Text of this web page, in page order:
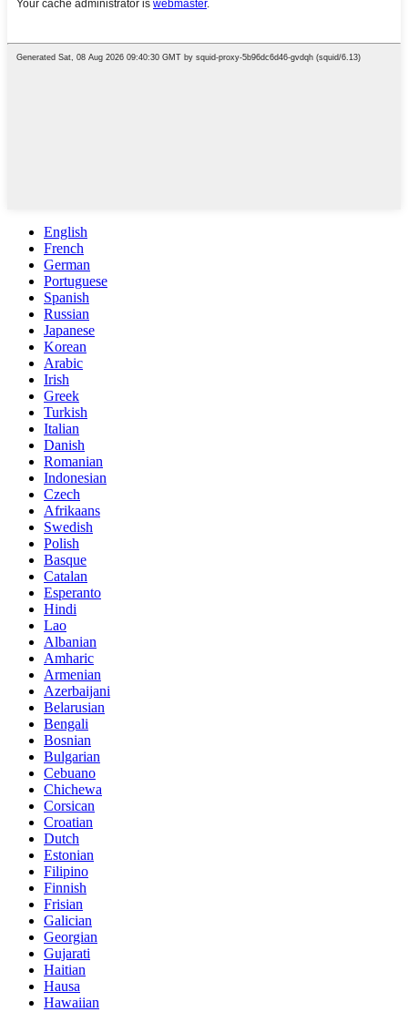
English
French
German
Portuguese
Spanish
Russian
Japanese
Korean
Arabic
Irish
Greek
Turkish
Italian
Danish
Romanian
Indonesian
Czech
Afrikaans
Swedish
Polish
Basque
Catalan
Esperanto
Hindi
Lao
Albanian
Amharic
Armenian
Azerbaijani
Belarusian
Bengali
Bosnian
Bulgarian
Cebuano
Chichewa
Corsican
Croatian
Dutch
Estonian
Filipino
Finnish
Frisian
Galician
Georgian
Gujarati
Haitian
Hausa
Hawaiian